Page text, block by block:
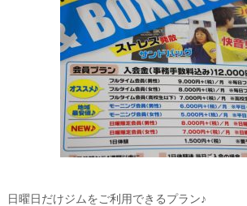
日曜日だけジムをご利用できるプラン♪